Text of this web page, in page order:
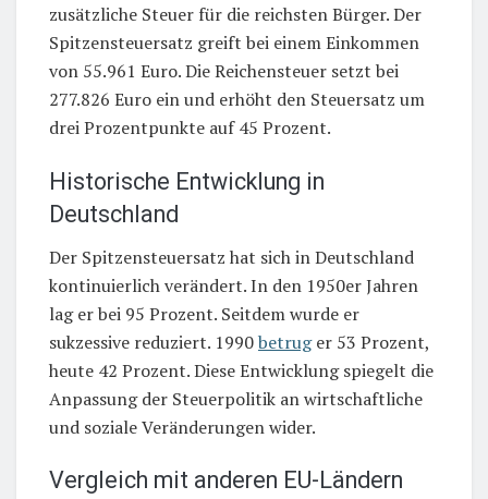
zusätzliche Steuer für die reichsten Bürger. Der
Spitzensteuersatz greift bei einem Einkommen
von 55.961 Euro. Die Reichensteuer setzt bei
277.826 Euro ein und erhöht den Steuersatz um
drei Prozentpunkte auf 45 Prozent.
Historische Entwicklung in
Deutschland
Der Spitzensteuersatz hat sich in Deutschland
kontinuierlich verändert. In den 1950er Jahren
lag er bei 95 Prozent. Seitdem wurde er
sukzessive reduziert. 1990betruger 53 Prozent,
heute 42 Prozent. Diese Entwicklung spiegelt die
Anpassung der Steuerpolitik an wirtschaftliche
und soziale Veränderungen wider.
Vergleich mit anderen EU-Ländern